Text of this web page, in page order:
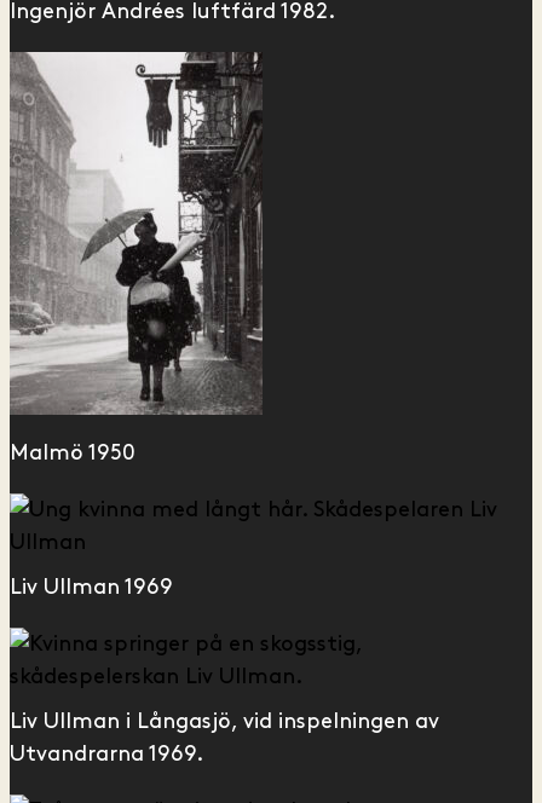
Ingenjör Andrées luftfärd 1982.
Malmö 1950
Liv Ullman 1969
Liv Ullman i Långasjö, vid inspelningen av
Utvandrarna 1969.